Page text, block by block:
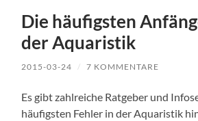
Die häufigsten
der Aquaristik
2015-03-24 / 7 KOMMENTARE
Es gibt zahlreiche Ratgeber und
häufigsten Fehler in der Aquaristik